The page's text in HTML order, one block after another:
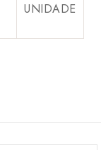
UNIDADE